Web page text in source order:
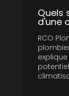
Quels
d'une
RCO